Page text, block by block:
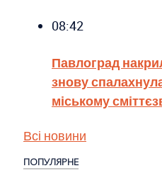
08:42
Павлоград
знову
міському
Всі новини
ПОПУЛЯРНЕ